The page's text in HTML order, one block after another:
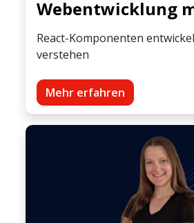
Webentwicklung
React-Komponenten
verstehen
Mehr erfahren